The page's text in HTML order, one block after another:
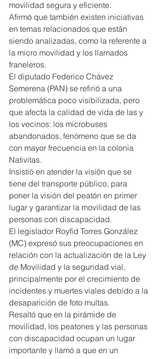
movilidad segura y eficiente.
Afirmó que también existen iniciativas
en temas relacionados que están
siendo analizadas, como la referente a
la micro movilidad y los llamados
franeleros.
El diputado Federico Chávez
Semerena (PAN) se refirió a una
problemática poco visibilizada, pero
que afecta la calidad de vida de las y
los vecinos: los microbuses
abandonados, fenómeno que se da
con mayor frecuencia en la colonia
Nativitas.
Insistió en atender la visión que se
tiene del transporte público, para
poner la visión del peatón en primer
lugar y garantizar la movilidad de las
personas con discapacidad.
El legislador Royfid Torres González
(MC) expresó sus preocupaciones en
relación con la actualización de la Ley
de Movilidad y la seguridad vial,
principalmente por el crecimiento de
incidentes y muertes viales debido a la
desaparición de foto multas.
Resaltó que en la pirámide de
movilidad, los peatones y las personas
con discapacidad ocupan un lugar
importante y llamó a que en un